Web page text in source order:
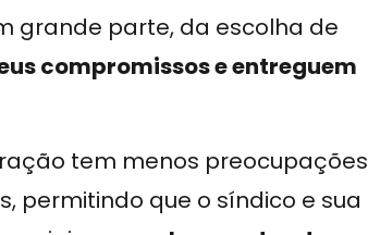
grande parte, da escolha de
compromissos e entreguem
tem menos preocupações
permitindo que o síndico e sua